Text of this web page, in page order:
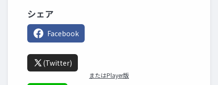
シェア
Facebook
(Twitter)
またはPlayer版